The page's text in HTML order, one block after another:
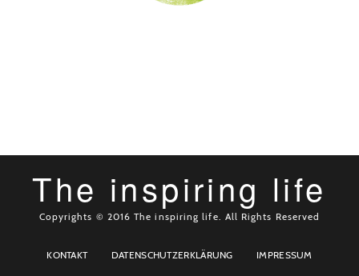
The inspiring life
Copyrights © 2016 The inspiring life. All Rights Reserved
KONTAKT DATENSCHUTZERKLÄRUNG IMPRESSUM